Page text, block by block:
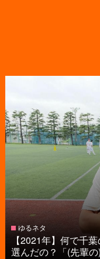
ゆるネタ
【2021年】何で千
選んだの？「(先輩の